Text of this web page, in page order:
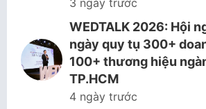
3 ngày trước
WEDTALK 2026: Hội
ngày quy tụ 300+
100+ thương hiệu
TP.HCM
4 ngày trước